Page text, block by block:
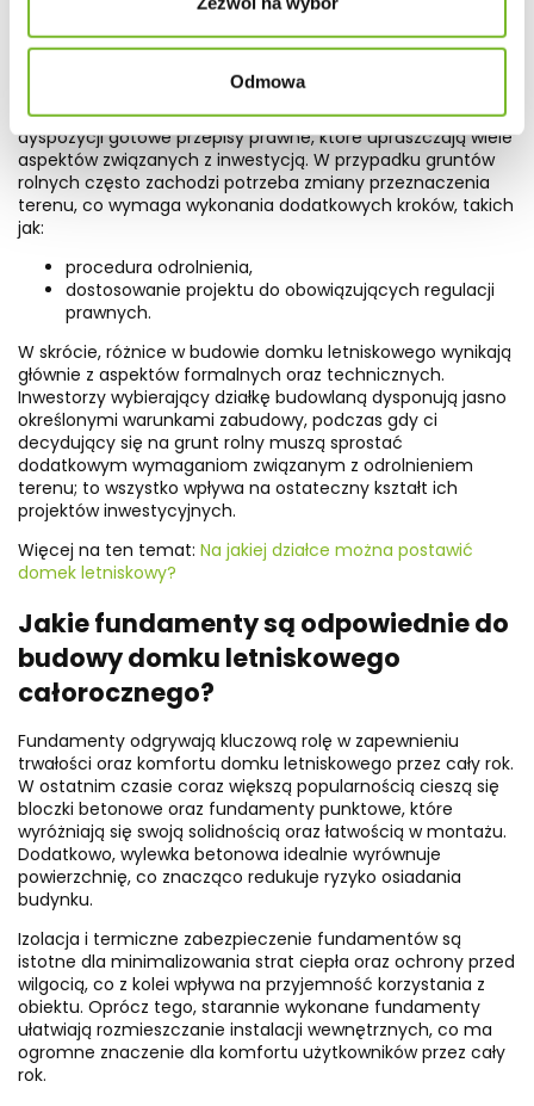
Odmowa
Natomiast dla działek rolnych brak takich ustalonych
parametrów może skutkować koniecznością dodatkowych
uzgodnień z urzędami, co znacząco komplikuje cały proces
Osoby decydujące się na zakup działki budowlanej mają do
dyspozycji gotowe przepisy prawne, które upraszczają wiele
aspektów związanych z inwestycją. W przypadku gruntów
rolnych często zachodzi potrzeba zmiany przeznaczenia
terenu, co wymaga wykonania dodatkowych kroków, takich
jak:
procedura odrolnienia,
dostosowanie projektu do obowiązujących regulacji
prawnych.
W skrócie, różnice w budowie domku letniskowego wynikają
głównie z aspektów formalnych oraz technicznych.
Inwestorzy wybierający działkę budowlaną dysponują jasno
określonymi warunkami zabudowy, podczas gdy ci
decydujący się na grunt rolny muszą sprostać
dodatkowym wymaganiom związanym z odrolnieniem
terenu; to wszystko wpływa na ostateczny kształt ich
projektów inwestycyjnych.
Więcej na ten temat: Na jakiej działce można postawić
domek letniskowy?
Jakie fundamenty są odpowiednie do
budowy domku letniskowego
całorocznego?
Fundamenty odgrywają kluczową rolę w zapewnieniu
trwałości oraz komfortu domku letniskowego przez cały rok.
W ostatnim czasie coraz większą popularnością cieszą się
bloczki betonowe oraz fundamenty punktowe, które
wyróżniają się swoją solidnością oraz łatwością w montażu.
Dodatkowo, wylewka betonowa idealnie wyrównuje
powierzchnię, co znacząco redukuje ryzyko osiadania
budynku.
Izolacja i termiczne zabezpieczenie fundamentów są
istotne dla minimalizowania strat ciepła oraz ochrony przed
wilgocią, co z kolei wpływa na przyjemność korzystania z
obiektu. Oprócz tego, starannie wykonane fundamenty
ułatwiają rozmieszczanie instalacji wewnętrznych, co ma
ogromne znaczenie dla komfortu użytkowników przez cały
rok.